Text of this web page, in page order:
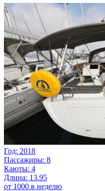
Год: 2018
Пассажиры: 8
Каюты: 4
Длина: 13.95
от 1000 в неделю